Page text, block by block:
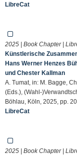
LibreCat
2025 | Book Chapter |
Künstlerische
Hans Werner Henzes
und Chester Kallman
A. Tumat, in: M. Bagge,
(Eds.), (Wahl-
Böhlau, Köln, 2025, pp.
LibreCat
2025 | Book Chapter |